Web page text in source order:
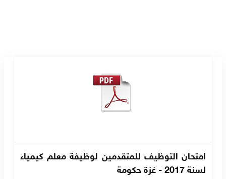
امتحان التوظيف للمتقدمين لوظيفة معلم كيمياء
لسنة 2017 - غزة حكومة